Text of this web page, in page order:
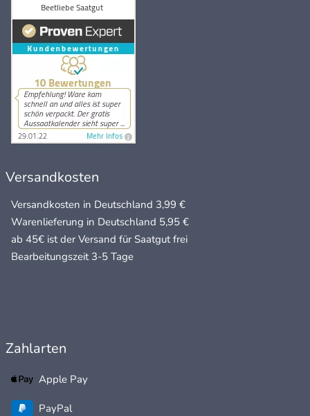
Versandkosten
Versandkosten in Deutschland 3,99 €
Warenlieferung in Deutschland 5,95 €
ab 45€ ist der Versand für Saatgut frei
Bearbeitungszeit 3-5 Tage
Zahlarten
Apple Pay
PayPal